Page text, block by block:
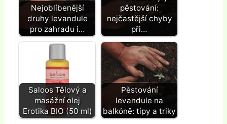
Nejoblíbenější
druhy levandule
pro zahradu i…
pěstování:
nejčastější chyby
při…
Saloos Tělový a
masážní olej
Erotika BIO (50 ml)
Pěstování
levandule na
balkóně: tipy a triky